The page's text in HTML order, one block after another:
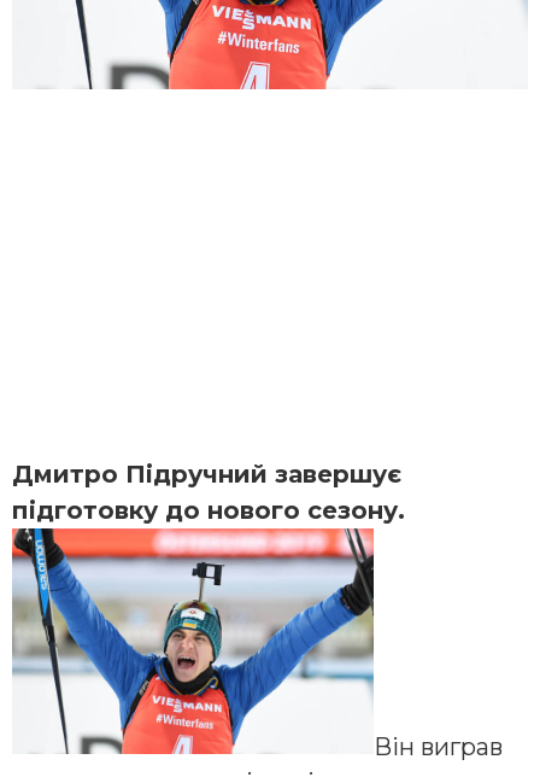
Дмитро Підручний завершує
підготовку до нового сезону.
Він виграв